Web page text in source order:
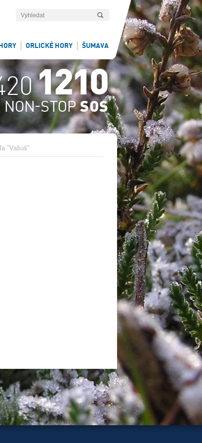
ORLICKÉ HORY ŠUMAVA
"Vašuš"